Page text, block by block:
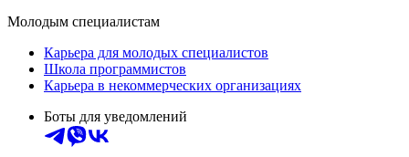
Молодым специалистам
Карьера для молодых специалистов
Школа программистов
Карьера в некоммерческих организациях
Боты для уведомлений